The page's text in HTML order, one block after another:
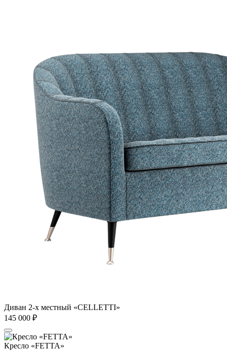
Диван 2-х местный «CELLETTI»
145 000 ₽
Кресло «FETTA»